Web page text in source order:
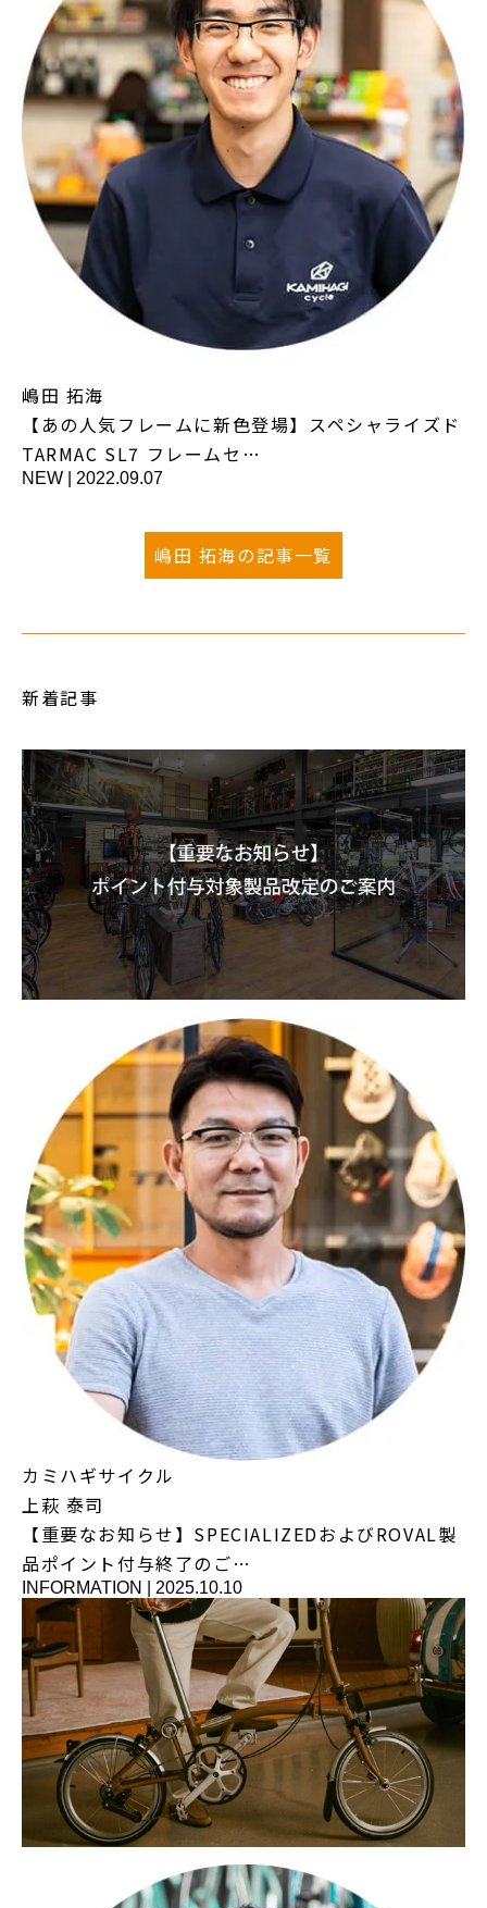
嶋田 拓海
【あの人気フレームに新色登場】スペシャライズド
TARMAC SL7 フレームセ…
NEW 2022.09.07
嶋田 拓海の記事一覧
新着記事
カミハギサイクル
上萩 泰司
【重要なお知らせ】SPECIALIZEDおよびROVAL製
品ポイント付与終了のご…
INFORMATION 2025.10.10